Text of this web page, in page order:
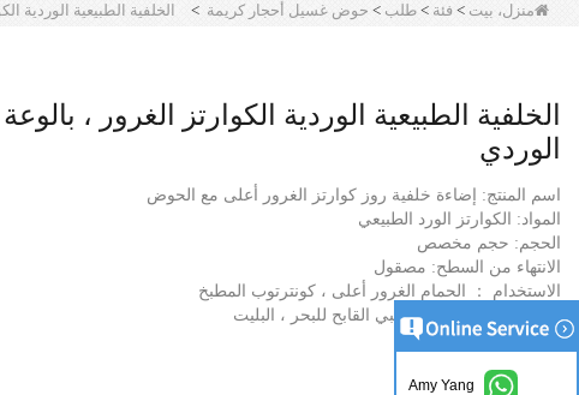
منزل، بيت > فئة > طلب > حوض غسيل أحجار كريمة > الخلفية الطبيعية الوردية
الخلفية الطبيعية الوردية الكوارتز الغرور ،
الوردي
اسم المنتج: إضاءة خلفية روز كوارتز الغرور أعلى مع الحوض
المواد: الكوارتز الورد الطبيعي
الحجم: حجم مخصص
الانتهاء من السطح: مصقول
الاستخدام ： الحمام الغرور أعلى ، كونترتوب المطبخ
التعبئة ： الصندوق الخشبي القابح للبحر ، البليت
Amy Yang